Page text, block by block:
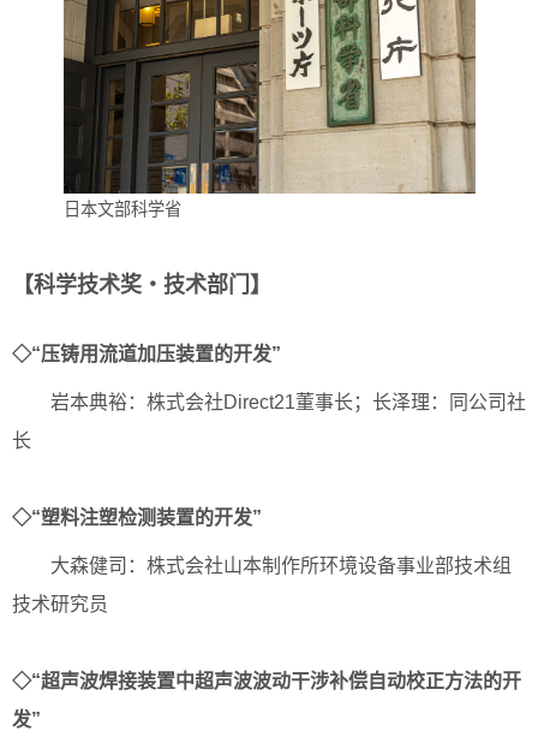
日本文部科学省
【科学技术奖・技术部门】
◇“压铸用流道加压装置的开发”
岩本典裕：株式会社Direct21董事长；长泽理：同公司社
长
◇“塑料注塑检测装置的开发”
大森健司：株式会社山本制作所环境设备事业部技术组
技术研究员
◇“超声波焊接装置中超声波波动干涉补偿自动校正方法的开
发”